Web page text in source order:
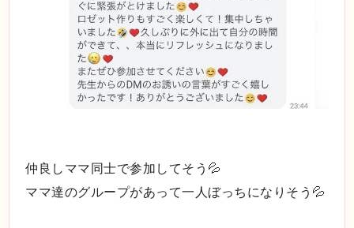
仲良しママ同士で参加してそう💦
ママ達のグループがあって一人ぼっちになりそう💦